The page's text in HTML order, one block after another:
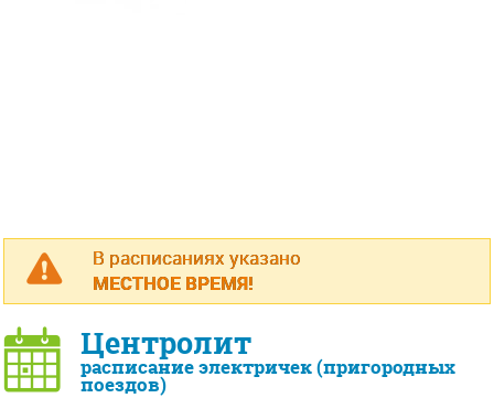
В расписаниях указано
МЕСТНОЕ ВРЕМЯ!
Центролит
расписание электричек (пригородных
поездов)